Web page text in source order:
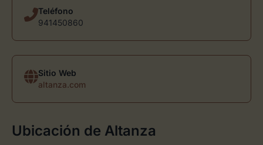
Teléfono
941450860
Sitio Web
altanza.com
Ubicación de Altanza